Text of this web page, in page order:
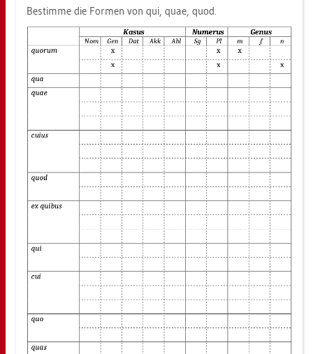
Be­stim­me die For­men von qui, quae, quod.